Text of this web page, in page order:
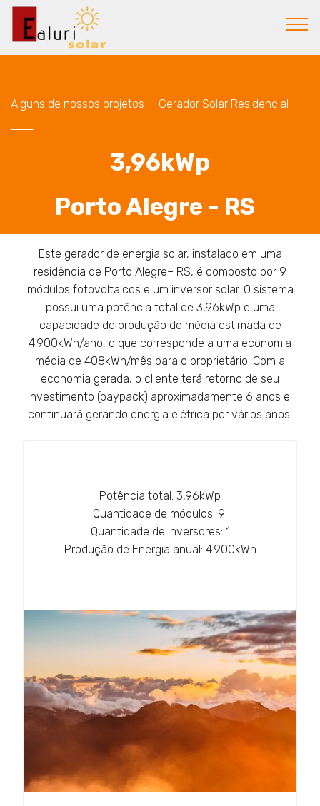
Alguns de nossos projetos - Gerador Solar Residencial
3,96kWp
Porto Alegre - RS
Este gerador de energia solar, instalado em uma
residência de Porto Alegre– RS, é composto por 9
módulos fotovoltaicos e um inversor solar. O sistema
possui uma potência total de 3,96kWp e uma
capacidade de produção de média estimada de
4.900kWh/ano, o que corresponde a uma economia
média de 408kWh/mês para o proprietário. Com a
economia gerada, o cliente terá retorno de seu
investimento (paypack) aproximadamente 6 anos e
continuará gerando energia elétrica por vários anos.
Potência total: 3,96kWp
Quantidade de módulos: 9
Quantidade de inversores: 1
Produção de Energia anual: 4.900kWh